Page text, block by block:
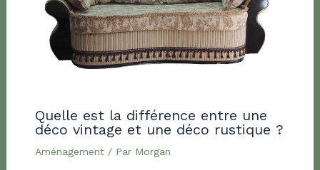
Quelle est la différence entre une
déco vintage et une déco rustique ?
Aménagement/ Par Morgan